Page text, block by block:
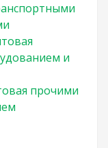
и
прочими